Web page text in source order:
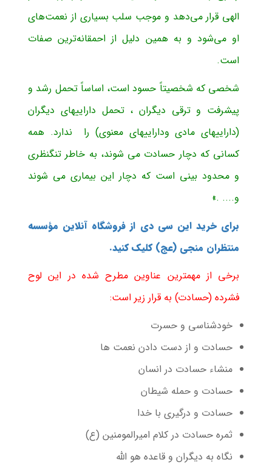
الهی قرار می‌دهد و موجب سلب بسیاری از نعمت‌های
او می‌شود و به همین دلیل از احمقانه‌ترین صفات
است.
شخصی که شخصیتاً حسود است، اساساً تحمل رشد و
پیشرفت و ترقی دیگران ، تحمل داراییهای دیگران
(داراییهای مادی وداراییهای معنوی) را ندارد. همه
کسانی که دچار حسادت می شوند، به خاطر تنگ­نظری
و محدود بینی است که دچار این بیماری می شوند
و.... .»
برای خرید این سی دی از فروشگاه آنلاین مؤسسه
منتظران منجی (عج) کلیک کنید.
برخی از مهمترین عناوین مطرح شده در این لوح
فشرده (حسادت) به قرار زیر است:
خودشناسی و حسرت
حسادت و از دست دادن نعمت ها
منشاء حسادت در انسان
حسادت و حمله شیطان
حسادت و درگیری با خدا
ثمره حسادت در کلام امیرالمومنین (ع)
نگاه به دیگران و قاعده هو الله